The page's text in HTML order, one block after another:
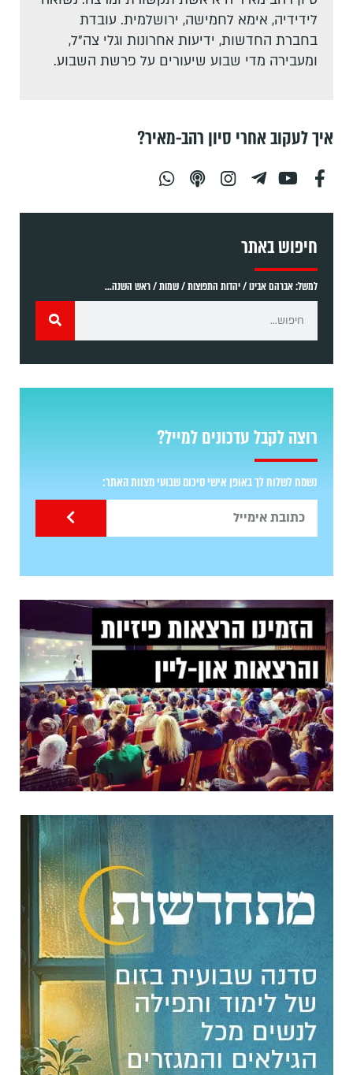
לידידיה, אימא לחמישה, ירושלמית. עובדת
בחברת החדשות, ידיעות אחרונות וגלי צה"ל,
ומעבירה מדי שבוע שיעורים על פרשת השבוע.
איך לעקוב אחרי סיון רהב-מאיר?
חיפוש באתר
למשל: אברהם אבינו / יהדות התפוצות / שמות / ראש השנה...
רוצה לקבל עדכונים למייל?
נשמח לשלוח לך באופן אישי סיכום שבועי מצוות האתר: